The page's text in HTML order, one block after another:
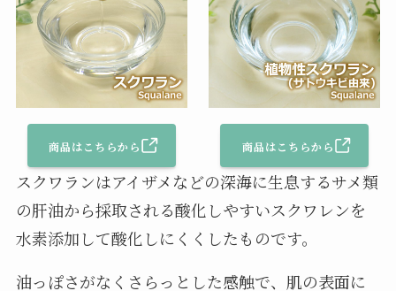
商品はこちらから 商品はこちらから
スクワランはアイザメなどの深海に生息するサメ類
の肝油から採取される酸化しやすいスクワレンを
水素添加して酸化しにくくしたものです。
油っぽさがなくさらっとした感触で、肌の表面に